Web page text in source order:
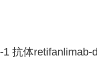
抗体